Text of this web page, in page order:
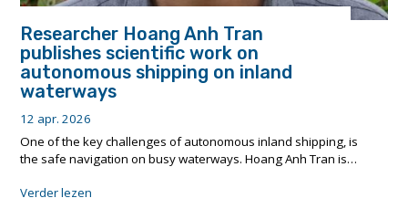
Researcher Hoang Anh Tran
publishes scientific work on
autonomous shipping on inland
waterways
12 apr. 2026
One of the key challenges of autonomous inland shipping, is
the safe navigation on busy waterways. Hoang Anh Tran is…
Verder lezen